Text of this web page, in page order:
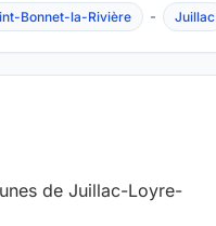
Bonnet-la-Rivière - Juillac
de Juillac-Loyre-